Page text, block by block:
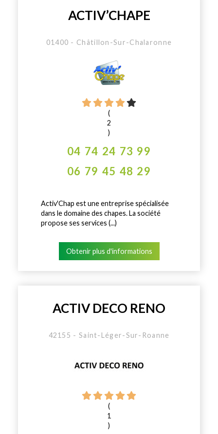
ACTIV’CHAPE
01400 - Châtillon-Sur-Chalaronne
(
2
)
04 74 24 73 99
06 79 45 48 29
Activ'Chap est une entreprise spécialisée
dans le domaine des chapes. La société
propose ses services (...)
Obtenir plus d'informations
ACTIV DECO RENO
42155 - Saint-Léger-Sur-Roanne
(
1
)